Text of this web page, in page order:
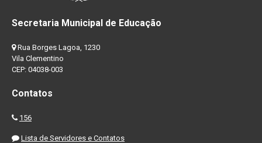
Secretaria Municipal de Educação
Rua Borges Lagoa, 1230
Vila Clementino
CEP: 04038-003
Contatos
156
Lista de Servidores e Contatos